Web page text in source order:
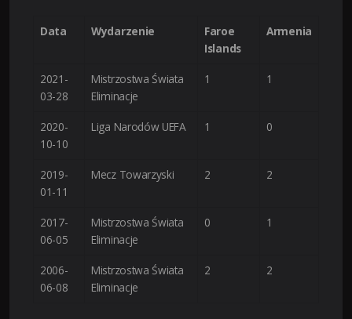
Data Wydarzenie
Faroe
Islands
Armenia
2021-
03-28
Mistrzostwa Świata
Eliminacje
1 1
2020-
10-10
Liga Narodów UEFA 1 0
2019-
01-11
Mecz Towarzyski 2 2
2017-
06-05
Mistrzostwa Świata
Eliminacje
0 1
2006-
06-08
Mistrzostwa Świata
Eliminacje
2 2